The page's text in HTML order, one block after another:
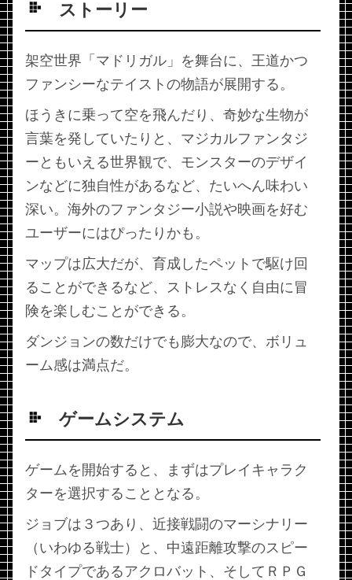
ストーリー
架空世界「マドリガル」を舞台に、王道かつ
ファンシーなテイストの物語が展開する。
ほうきに乗って空を飛んだり、奇妙な生物が
言葉を発していたりと、マジカルファンタジ
ーともいえる世界観で、モンスターのデザイ
ンなどに独自性があるなど、たいへん味わい
深い。海外のファンタジー小説や映画を好む
ユーザーにはぴったりかも。
マップは広大だが、育成したペットで駆け回
ることができるなど、ストレスなく自由に冒
険を楽しむことができる。
ダンジョンの数だけでも膨大なので、ボリュ
ーム感は満点だ。
ゲームシステム
ゲームを開始すると、まずはプレイキャラク
ターを選択することとなる。
ジョブは３つあり、近接戦闘のマーシナリー
（いわゆる戦士）と、中遠距離攻撃のスピー
ドタイプであるアクロバット、そしてＲＰＧ